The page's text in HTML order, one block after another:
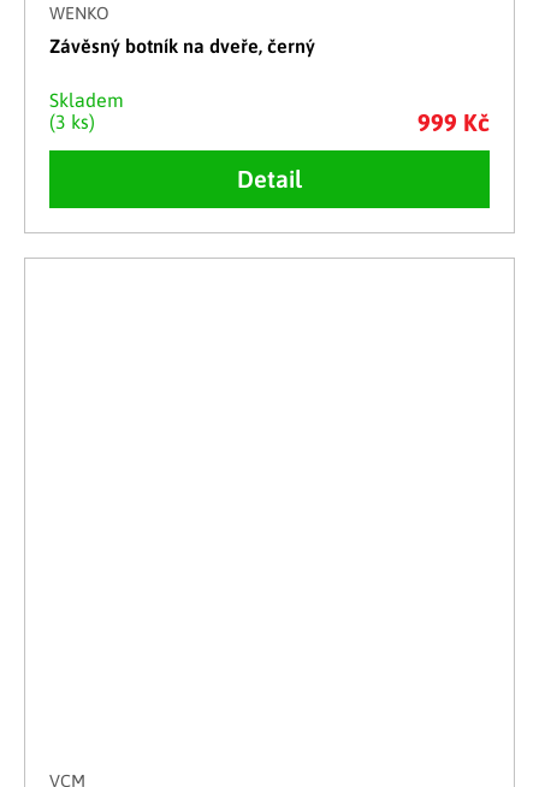
WENKO
Závěsný botník na dveře, černý
Skladem
(3 ks)
999 Kč
Detail
VCM